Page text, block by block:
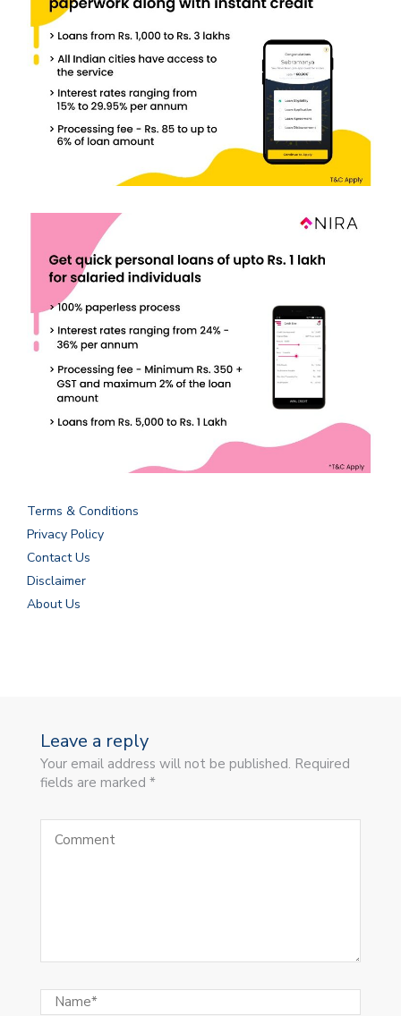
Terms & Conditions
Privacy Policy
Contact Us
Disclaimer
About Us
Leave a reply
Your email address will not be published. Required
fields are marked *